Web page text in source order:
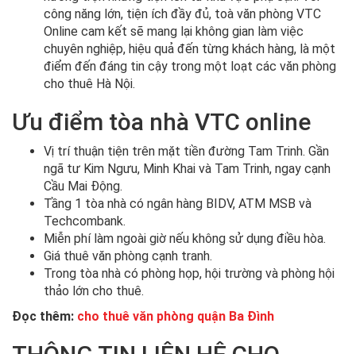
công năng lớn, tiện ích đầy đủ, toà văn phòng VTC
Online cam kết sẽ mang lại không gian làm việc
chuyên nghiệp, hiệu quả đến từng khách hàng, là một
điểm đến đáng tin cậy trong một loạt các văn phòng
cho thuê Hà Nội.
Ưu điểm tòa nhà VTC online
Vị trí thuận tiện trên mặt tiền đường Tam Trinh. Gần
ngã tư Kim Ngưu, Minh Khai và Tam Trinh, ngay cạnh
Cầu Mai Động.
Tầng 1 tòa nhà có ngân hàng BIDV, ATM MSB và
Techcombank.
Miễn phí làm ngoài giờ nếu không sử dụng điều hòa.
Giá thuê văn phòng cạnh tranh.
Trong tòa nhà có phòng họp, hội trường và phòng hội
thảo lớn cho thuê.
Đọc thêm: cho thuê văn phòng quận Ba Đình